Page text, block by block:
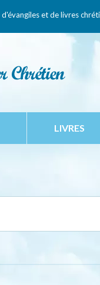
d'évangiles et de livres
LIVRES